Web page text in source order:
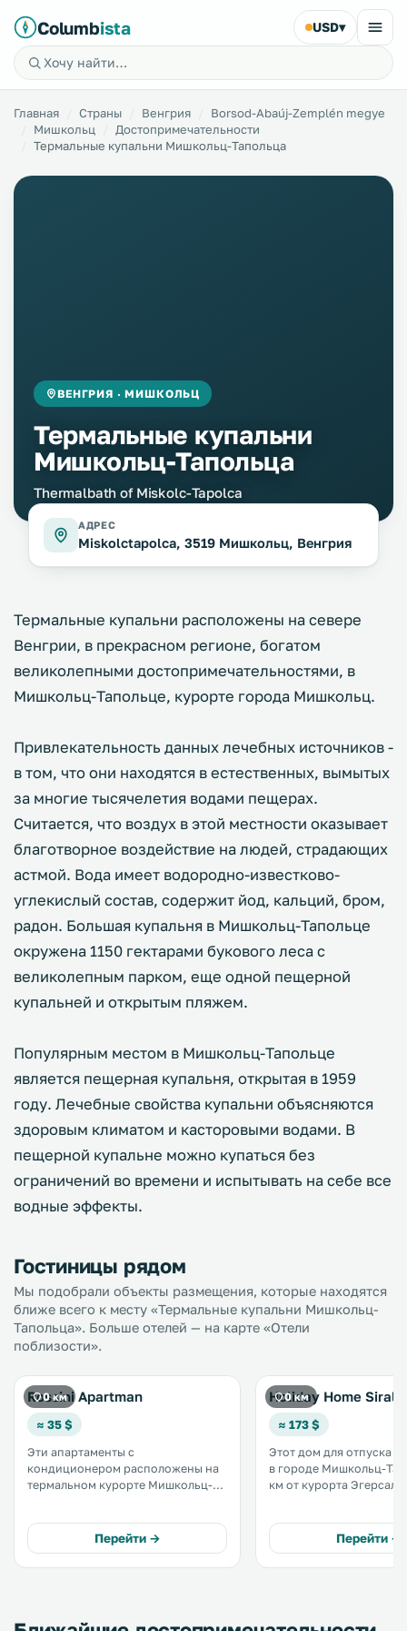
Columbista USD▾
Главная Страны Венгрия
Borsod-Abaúj-Zemplén megye
Мишкольц
Достопримечательности
Термальные купальни Мишкольц-Тапольца
ВЕНГРИЯ · МИШКОЛЬЦ
Термальные купальни
Мишкольц-Тапольца
Thermalbath of Miskolc-Tapolca
АДРЕС
Miskolctapolca, 3519 Мишкольц, Венгрия
Термальные купальни расположены на севере
Венгрии, в прекрасном регионе, богатом
великолепными достопримечательностями, в
Мишкольц-Тапольце, курорте города Мишкольц.
Привлекательность данных лечебных источников -
в том, что они находятся в естественных, вымытых
за многие тысячелетия водами пещерах.
Считается, что воздух в этой местности оказывает
благотворное воздействие на людей, страдающих
астмой. Вода имеет водородно-известково-
углекислый состав, содержит йод, кальций, бром,
радон. Большая купальня в Мишкольц-Тапольце
окружена 1150 гектарами букового леса с
великолепным парком, еще одной пещерной
купальней и открытым пляжем.
Популярным местом в Мишкольц-Тапольце
является пещерная купальня, открытая в 1959
году. Лечебные свойства купальни объясняются
здоровым климатом и касторовыми водами. В
пещерной купальне можно купаться без
ограничений во времени и испытывать на себе все
водные эффекты.
Гостиницы рядом
Мы подобрали объекты размещения, которые находятся
ближе всего к месту «Термальные купальни Мишкольц-
Тапольца». Больше отелей — на карте «Отели
поблизости».
0 км
Rossini Apartman
≈ 35 $
Эти апартаменты с
кондиционером расположены на
термальном курорте Мишкольц-
распоряжении гостей терраса и
открытый бассейн. На всей
территории действует бесплатный
Перейти →
0 км
Holiday Home Siraly
≈ 173 $
Этот дом для отпуска
в городе Мишкольц-
км от курорта
телевизор с плоским
также DVD- и CD-
Перейти →